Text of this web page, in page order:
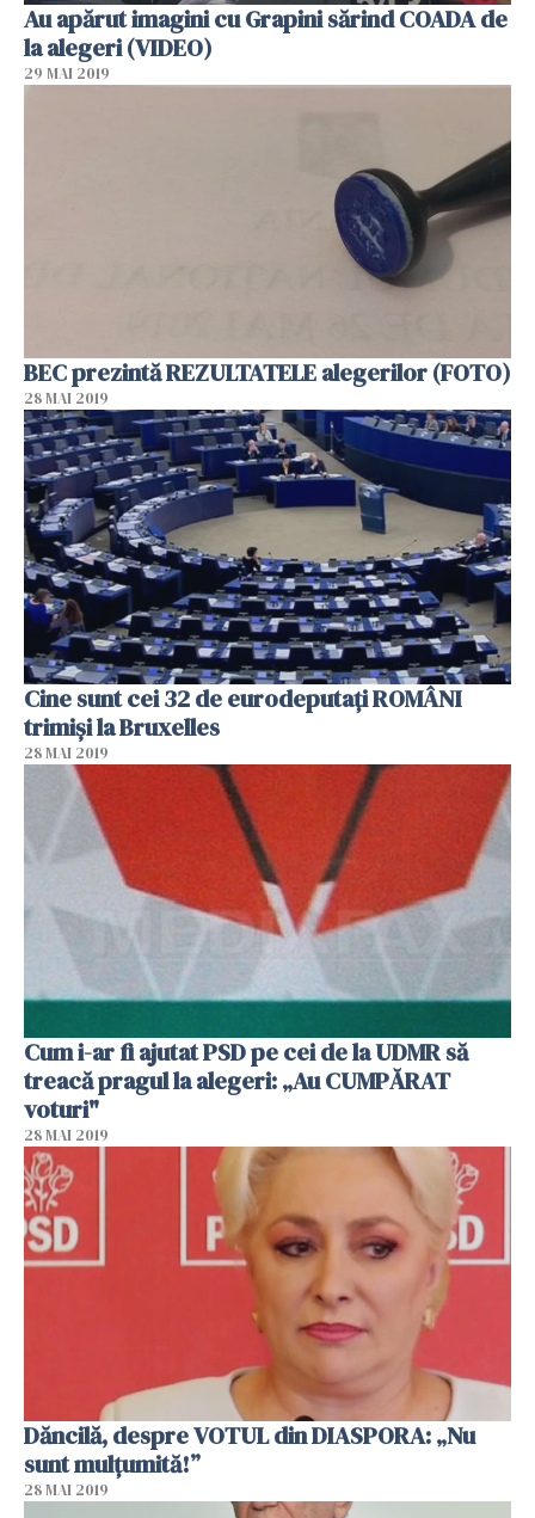
Au apărut imagini cu Grapini sărind COADA de
la alegeri (VIDEO)
29 MAI 2019
BEC prezintă REZULTATELE alegerilor (FOTO)
28 MAI 2019
Cine sunt cei 32 de eurodeputați ROMÂNI
trimiși la Bruxelles
28 MAI 2019
Cum i-ar fi ajutat PSD pe cei de la UDMR să
treacă pragul la alegeri: „Au CUMPĂRAT
voturi"
28 MAI 2019
Dăncilă, despre VOTUL din DIASPORA: „Nu
sunt mulțumită!”
28 MAI 2019